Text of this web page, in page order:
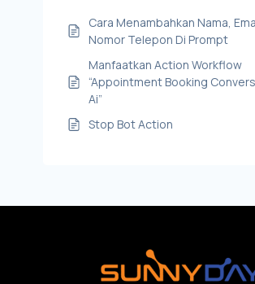
Cara Menambahkan Nama,
Nomor Telepon Di Prompt
Manfaatkan Action Workflow
“Appointment Booking
Ai”
Stop Bot Action